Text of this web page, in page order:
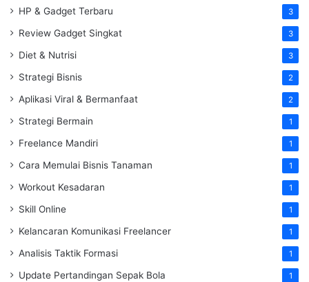
HP & Gadget Terbaru 3
Review Gadget Singkat 3
Diet & Nutrisi 3
Strategi Bisnis 2
Aplikasi Viral & Bermanfaat 2
Strategi Bermain 1
Freelance Mandiri 1
Cara Memulai Bisnis Tanaman 1
Workout Kesadaran 1
Skill Online 1
Kelancaran Komunikasi Freelancer 1
Analisis Taktik Formasi 1
Update Pertandingan Sepak Bola 1